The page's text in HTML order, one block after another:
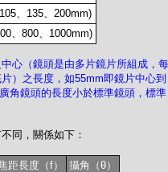
、135、200mm)
、800、1000mm)
心（鏡頭是由多片鏡片所組成，每
）之長度，如55mm即鏡片中心到
角鏡頭的長度小於標準鏡頭，標準
同，關係如下：
距長度（f）
攝角（θ）